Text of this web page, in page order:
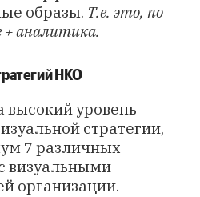
образы. Т.е. это, по
+ аналитика.
НКО
уровень
стратегии,
7 различных
визуальными
организации.